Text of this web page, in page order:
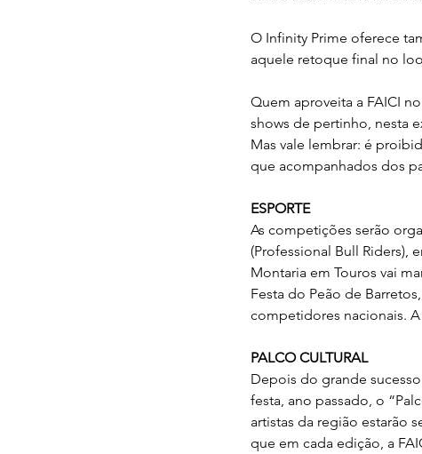
O Infinity Prime oferece
aquele retoque final no
Quem aproveita a FAICI
shows de pertinho, nesta
Mas vale lembrar: é
que acompanhados dos
ESPORTE
As competições serão
(Professional Bull Riders),
Montaria em Touros vai
Festa do Peão de
competidores nacionais.
PALCO CULTURAL
Depois do grande
festa, ano passado, o
artistas da região estarão
que em cada edição, a